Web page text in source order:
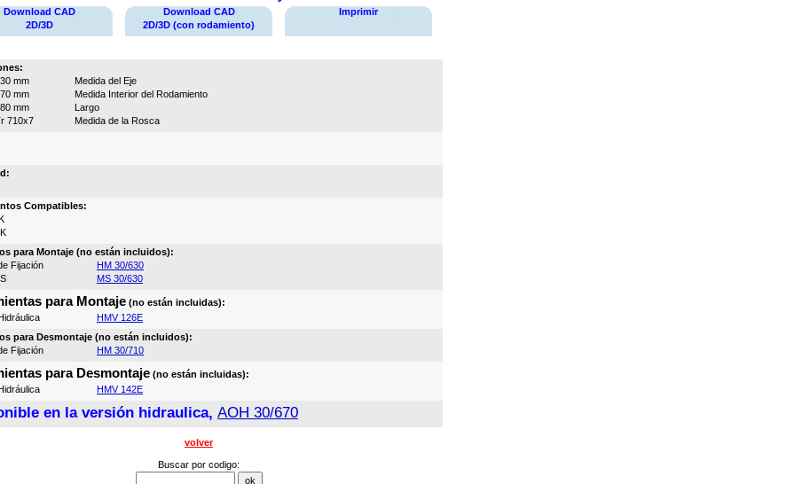
Download CAD
2D/3D
Download CAD
2D/3D (con rodamiento)
Imprimir
mm
Medida del Eje
mm
Medida Interior del Rodamiento
mm
Largo
710x7
Medida de la Rosca
Compatibles:
para Montaje (no están incluidos):
Fijación
HM 30/630
MS 30/630
para Montaje (no están incluidas):
HMV 126E
para Desmontaje (no están incluidos):
Fijación
HM 30/710
para Desmontaje (no están incluidas):
HMV 142E
en la versión hidraulica, AOH 30/670
volver
Buscar por codigo: